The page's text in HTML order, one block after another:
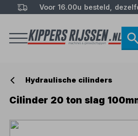
Voor 16.00u besteld,
Hydraulische cilinders
Cilinder 20 ton slag